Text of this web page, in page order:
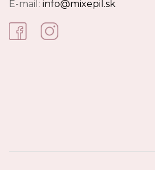
E-mail: info@mixepil.sk